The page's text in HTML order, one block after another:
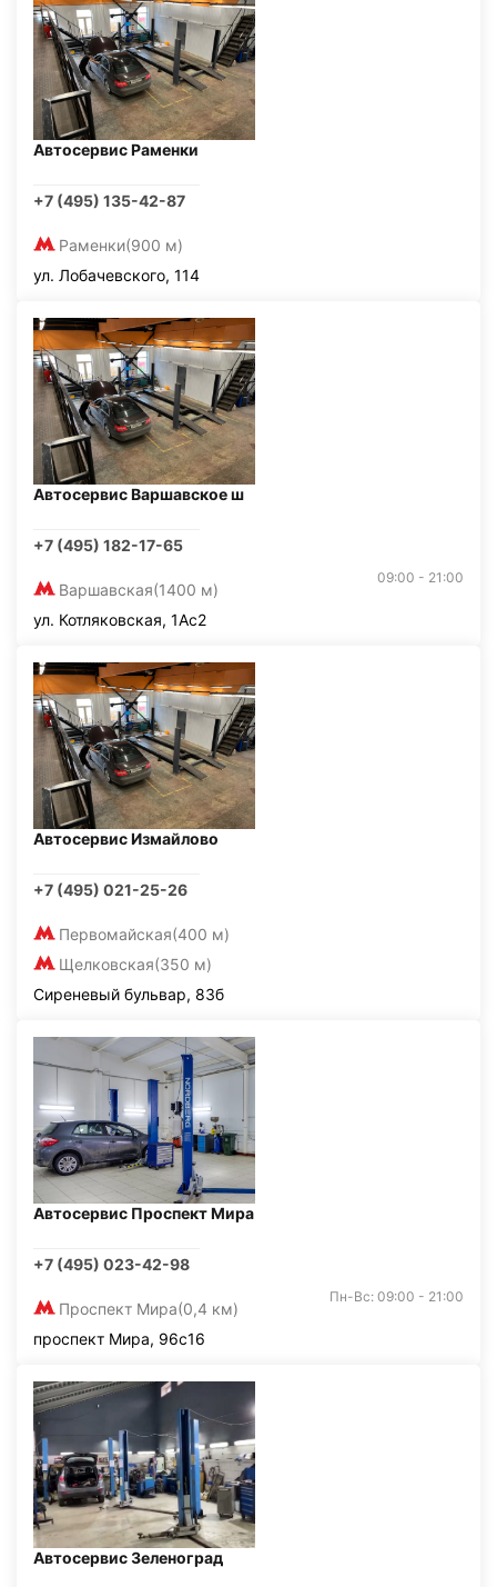
Автосервис Раменки
+7 (495) 135-42-87
Раменки(900 м)
ул. Лобачевского, 114
Автосервис Варшавское ш
+7 (495) 182-17-65
Варшавская(1400 м)
09:00 - 21:00
ул. Котляковская, 1Ас2
Автосервис Измайлово
+7 (495) 021-25-26
Первомайская(400 м)
Щелковская(350 м)
Сиреневый бульвар, 83б
Автосервис Проспект Мира
+7 (495) 023-42-98
Проспект Мира(0,4 км)
Пн-Вс: 09:00 - 21:00
проспект Мира, 96с16
Автосервис Зеленоград